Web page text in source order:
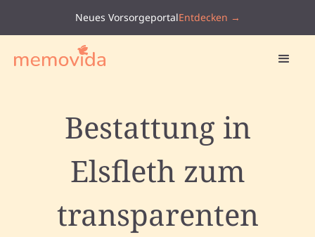
Neues VorsorgeportalEntdecken →
Bestattung in
Elsfleth zum
transparenten